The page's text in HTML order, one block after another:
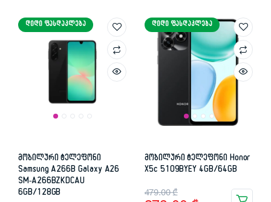
549.00 ₾.
299.00 ₾.
ᲓᲘᲓᲘ ᲤᲐᲡᲓᲐᲙᲚᲔᲑᲐ
მობილური ტელეფონი
Samsung A266B Galaxy A26
SM-A266BZKDCAU
6GB/128GB
ᲓᲘᲓᲘ ᲤᲐᲡᲓᲐᲙᲚᲔᲑᲐ
მობილური ტელეფონი Honor
X5c 5109BYEY 4GB/64GB
479.00₾
Original
Current